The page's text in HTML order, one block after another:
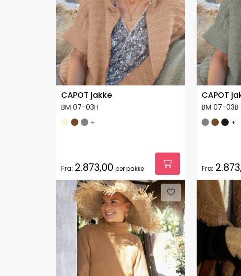
CAPOT jakke
BM 07-03H
+
Fra: 2.873,00 per pakke
CAPOT
BM 07-03B
+
Fra: